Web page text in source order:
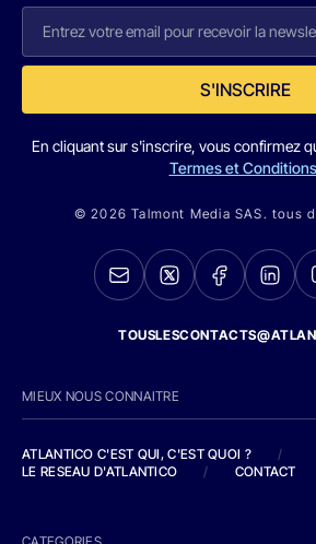
S'INSCRIRE
En cliquant sur s'inscrire, vous confirmez
Termes et Conditions
© 2026 Talmont Media SAS. tous
MIEUX NOUS CONNAITRE
ATLANTICO C'EST QUI, C'EST QUOI ?
/
LE RESEAU D'ATLANTICO
/ CONTACT